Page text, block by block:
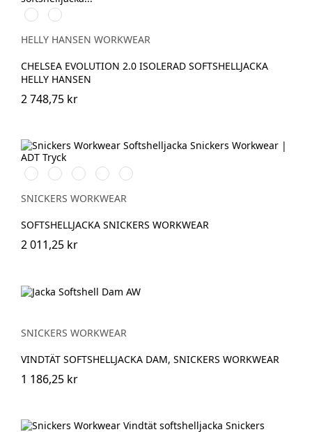
990
BLACK
590
NAVY
HELLY HANSEN WORKWEAR
CHELSEA EVOLUTION 2.0 ISOLERAD SOFTSHELLJACKA
HELLY HANSEN
2 748,75 kr
Stålgrå/Svart
Svart/Svart
Marinblå/Svart
Skogsgrön/svart
Äkta
blå/Svart
SNICKERS WORKWEAR
SOFTSHELLJACKA SNICKERS WORKWEAR
2 011,25 kr
SNICKERS WORKWEAR
VINDTÄT SOFTSHELLJACKA DAM, SNICKERS WORKWEAR
1 186,25 kr